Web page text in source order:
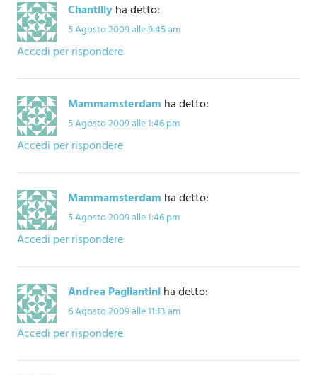
Chantillyha detto:
5 Agosto 2009 alle 9:45 am
Accedi per rispondere
Mammamsterdam ha detto:
5 Agosto 2009 alle 1:46 pm
Accedi per rispondere
Mammamsterdam ha detto:
5 Agosto 2009 alle 1:46 pm
Accedi per rispondere
Andrea Pagliantiniha detto:
6 Agosto 2009 alle 11:13 am
Accedi per rispondere